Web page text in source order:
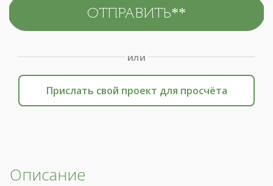
или
Прислать свой проект для просчёта
Описание